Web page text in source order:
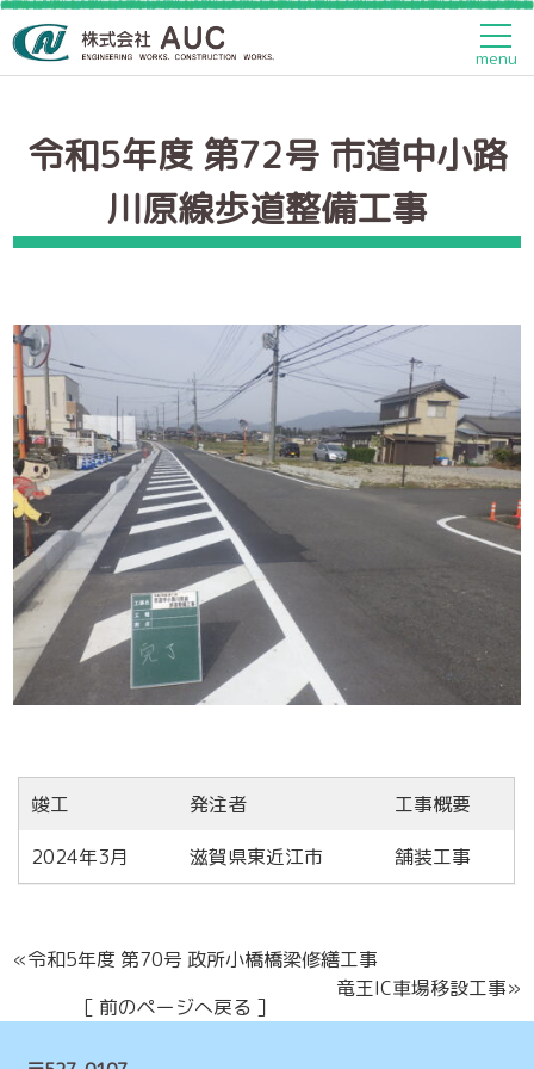
menu
トップページ>土木工事>令和5年度 第72号 市道中小路川原
線歩道整備工事
令和5年度 第72号 市道中小路
川原線歩道整備工事
竣工 発注者
工事概要
2024年3月
滋賀県東近江市 舗装工事
«令和5年度 第70号 政所小橋橋梁修繕工事
竜王IC車場移設工事»
［ 前のページへ戻る ］